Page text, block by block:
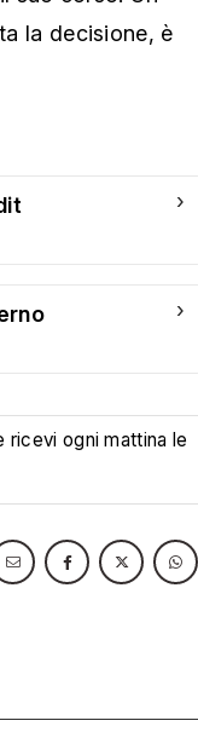
la decisione, è
›
›
ricevi ogni mattina le